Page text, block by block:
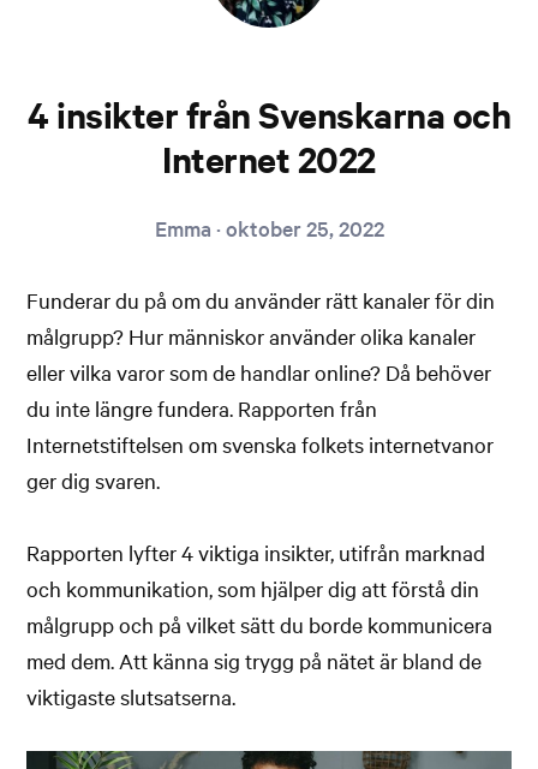
4 insikter från Svenskarna och
Internet 2022
Emma · oktober 25, 2022
Funderar du på om du använder rätt kanaler för din
målgrupp? Hur människor använder olika kanaler
eller vilka varor som de handlar online? Då behöver
du inte längre fundera. Rapporten från
Internetstiftelsen om svenska folkets internetvanor
ger dig svaren.
Rapporten lyfter 4 viktiga insikter, utifrån marknad
och kommunikation, som hjälper dig att förstå din
målgrupp och på vilket sätt du borde kommunicera
med dem. Att känna sig trygg på nätet är bland de
viktigaste slutsatserna.